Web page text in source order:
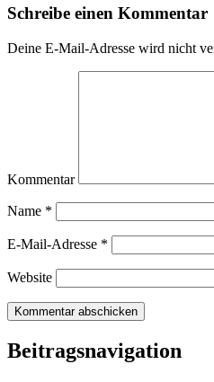
Schreibe einen Kommentar
Deine E-Mail-Adresse wird nicht
Kommentar
Name *
E-Mail-Adresse *
Website
Beitragsnavigation